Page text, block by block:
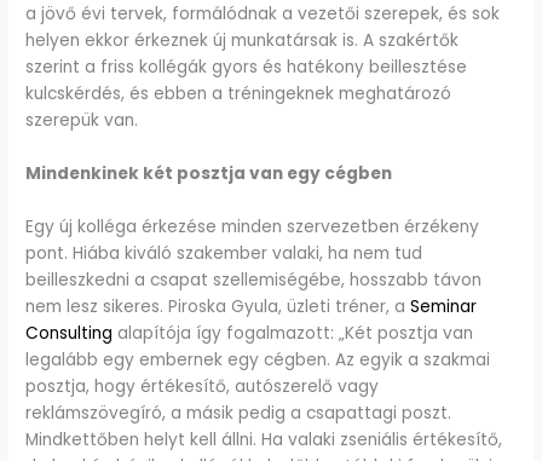
a jövő évi tervek, formálódnak a vezetői szerepek, és sok
helyen ekkor érkeznek új munkatársak is. A szakértők
szerint a friss kollégák gyors és hatékony beillesztése
kulcskérdés, és ebben a tréningeknek meghatározó
szerepük van.
Mindenkinek két posztja van egy cégben
Egy új kolléga érkezése minden szervezetben érzékeny
pont. Hiába kiváló szakember valaki, ha nem tud
beilleszkedni a csapat szellemiségébe, hosszabb távon
nem lesz sikeres. Piroska Gyula, üzleti tréner, aSeminar
Consulting alapítója így fogalmazott: „Két posztja van
legalább egy embernek egy cégben. Az egyik a szakmai
posztja, hogy értékesítő, autószerelő vagy
reklámszövegíró, a másik pedig a csapattagi poszt.
Mindkettőben helyt kell állni. Ha valaki zseniális értékesítő,